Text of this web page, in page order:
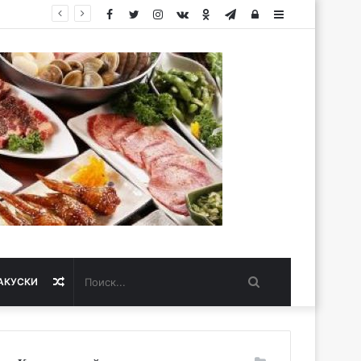
Sidebar
Авторизация
Telegram
Одноклассники
vk.com
Instagram
Twitter
Facebook
Случайная
статья